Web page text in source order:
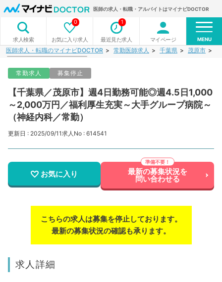
医師の求人・転職・アルバイトはマイナビDOCTOR
求人検索 お気に入り求人
0
最近見た求人
1
マイページ MENU
医師求人・転職のマイナビDOCTOR 常勤医師求人 千葉県 茂原市
常勤求人 募集停止
【千葉県／茂原市】週4日勤務可能◎週4.5日1,000
～2,000万円／福利厚生充実～大手グループ病院～
（神経内科／常勤）
更新日 : 2025/09/11求人No : 614541
お気に入り 最新の募集状況を
問い合わせる
こちらの求人は募集を停止しております。
最新の募集状況の確認も承ります。
求人詳細